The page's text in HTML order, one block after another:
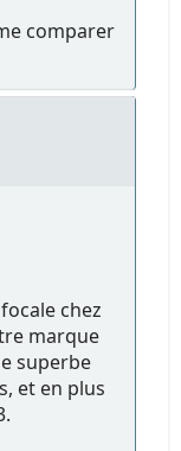
comparer
chez
marque
superbe
et en plus